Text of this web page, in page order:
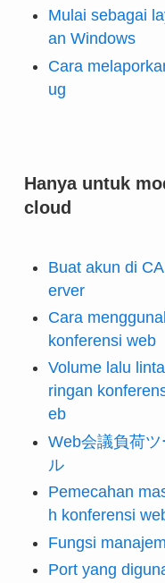
Mulai sebagai
an Windows
Cara
ug
Hanya untuk
cloud
Buat akun di
erver
Cara
konferensi web
Volume lalu
ringan
eb
Web会議負荷ツ
ル
Pemecahan
h konferensi
Fungsi
Port yang